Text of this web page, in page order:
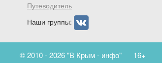
Путеводитель
Наши группы:
© 2010 - 2026 "В Крым - инфо" 16+